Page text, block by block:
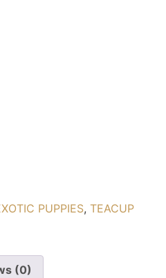
PUPPIES, TEACUP
(0)